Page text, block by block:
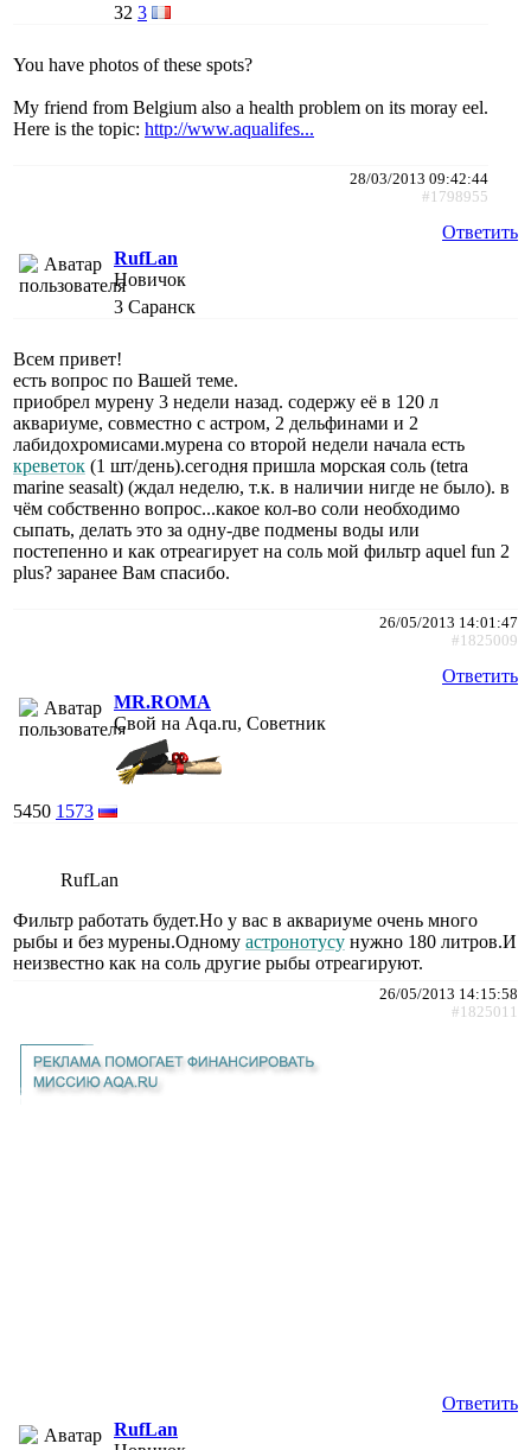
32 3
You have photos of these spots?
My friend from Belgium also a health problem on its moray eel.
Here is the topic: http://www.aqualifes...
28/03/2013 09:42:44
#1798955
Ответить
RufLan
Новичок
3 Саранск
Всем привет!
есть вопрос по Вашей теме.
приобрел мурену 3 недели назад. содержу её в 120 л
аквариуме, совместно с астром, 2 дельфинами и 2
лабидохромисами.мурена со второй недели начала есть
креветок (1 шт/день).сегодня пришла морская соль (tetra
marine seasalt) (ждал неделю, т.к. в наличии нигде не было). в
чём собственно вопрос...какое кол-во соли необходимо
сыпать, делать это за одну-две подмены воды или
постепенно и как отреагирует на соль мой фильтр aquel fun 2
plus? заранее Вам спасибо.
26/05/2013 14:01:47
#1825009
Ответить
MR.ROMA
Свой на Aqa.ru, Советник
5450 1573
RufLan
Фильтр работать будет.Но у вас в аквариуме очень много
рыбы и без мурены.Одному астронотусу нужно 180 литров.И
неизвестно как на соль другие рыбы отреагируют.
26/05/2013 14:15:58
#1825011
Ответить
RufLan